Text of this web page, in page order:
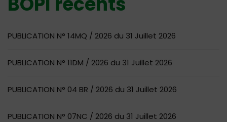
PUBLICATION N° 14MQ / 2026 du 31 Juillet 2026
PUBLICATION N° 11DM / 2026 du 31 Juillet 2026
PUBLICATION N° 04 BR / 2026 du 31 Juillet 2026
PUBLICATION N° 07NC / 2026 du 31 Juillet 2026